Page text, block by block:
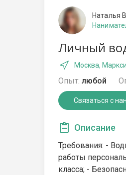
Наталья
Личный
Москва,
Опыт: любой
Связаться с
Описание
Требования: -
работы
класса; -